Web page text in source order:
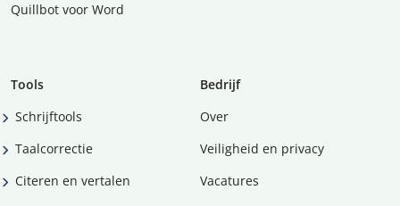
Quillbot voor Word
Tools
Schrijftools
Taalcorrectie
Citeren en vertalen
Bedrijf
Over
Veiligheid en privacy
Vacatures